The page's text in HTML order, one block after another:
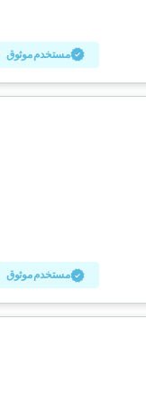
مستخدم موثوق
مستخدم موثوق